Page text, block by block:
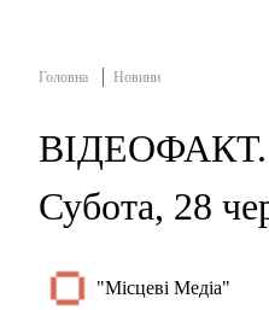
Головна Новини
ВІДЕОФАКТ.
Субота, 28
"Місцеві Медіа"